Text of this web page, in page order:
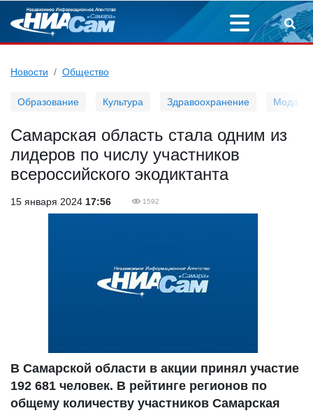
Новости Общество
Образование Культура Здравоохранение Мода
Самарская область стала одним из
лидеров по числу участников
всероссийского экодиктанта
15 января 2024 17:56 1592
В Самарской области в акции принял участие
192 681 человек. В рейтинге регионов по
общему количеству участников Самарская